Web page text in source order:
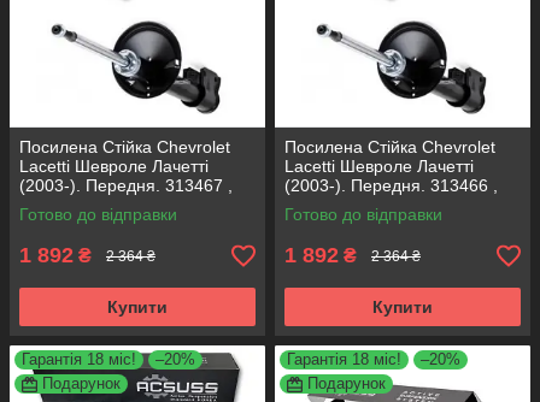
Посилена Стійка Chevrolet
Lacetti Шевроле Лачетті
(2003-). Передня. 313467 ,
317152 KOREA Аксусс!
Готово до відправки
1 892 ₴ 2 364 ₴
Купити
Посилена Стійка Chevrolet
Lacetti Шевроле Лачетті
(2003-). Передня. 313466 ,
317151 KOREA Аксусс!
Готово до відправки
1 892 ₴ 2 364 ₴
Купити
Гарантія 18 міс!
–20%
Подарунок
Гарантія 18 міс!
–20%
Подарунок